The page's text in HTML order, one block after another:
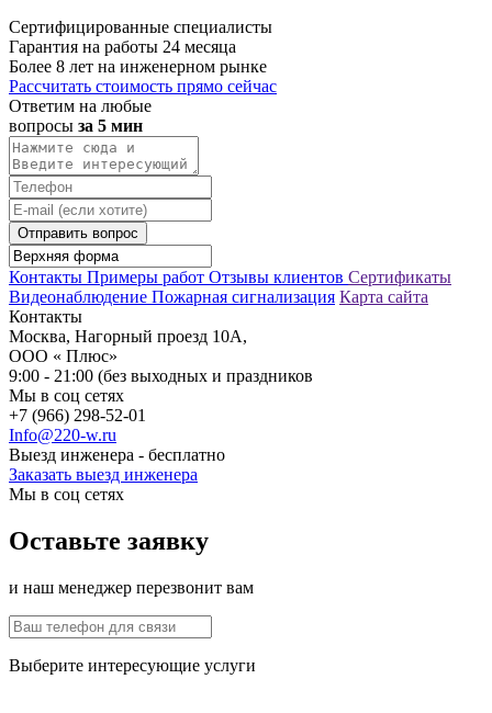
Сертифицированные специалисты
Гарантия на работы 24 месяца
Более 8 лет на инженерном рынке
Рассчитать стоимость прямо сейчас
Ответим на любые
вопросы за 5 мин
Отправить вопрос
Контакты Примеры работ Отзывы клиентов Сертификаты
Видеонаблюдение Пожарная сигнализация Карта сайта
Контакты
Москва, Нагорный проезд 10А,
ООО « Плюс»
9:00 - 21:00 (без выходных и праздников
Мы в соц сетях
+7 (966) 298-52-01
Info@220-w.ru
Выезд инженера - бесплатно
Заказать выезд инженера
Мы в соц сетях
Оставьте заявку
и наш менеджер перезвонит вам
Выберите интересующие услуги